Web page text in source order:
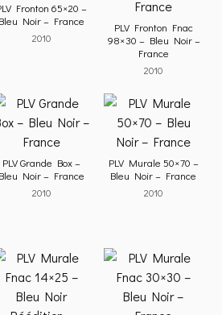
Fronton 65×20 –
Bleu Noir – France
2010
PLV Fronton Fnac
98×30 – Bleu Noir –
France
2010
PLV Grande Box –
Bleu Noir – France
2010
PLV Murale 50×70 –
Bleu Noir – France
2010